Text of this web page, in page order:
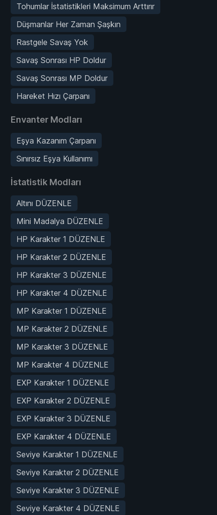
Tohumlar İstatistikleri Maksimum Arttırır
Düşmanlar Her Zaman Şaşkın
Rastgele Savaş Yok
Savaş Sonrası HP Doldur
Savaş Sonrası MP Doldur
Hareket Hızı Çarpanı
Envanter Modları
Eşya Kazanım Çarpanı
Sınırsız Eşya Kullanımı
İstatistik Modları
Altını DÜZENLE
Mini Madalya DÜZENLE
HP Karakter 1 DÜZENLE
HP Karakter 2 DÜZENLE
HP Karakter 3 DÜZENLE
HP Karakter 4 DÜZENLE
MP Karakter 1 DÜZENLE
MP Karakter 2 DÜZENLE
MP Karakter 3 DÜZENLE
MP Karakter 4 DÜZENLE
EXP Karakter 1 DÜZENLE
EXP Karakter 2 DÜZENLE
EXP Karakter 3 DÜZENLE
EXP Karakter 4 DÜZENLE
Seviye Karakter 1 DÜZENLE
Seviye Karakter 2 DÜZENLE
Seviye Karakter 3 DÜZENLE
Seviye Karakter 4 DÜZENLE